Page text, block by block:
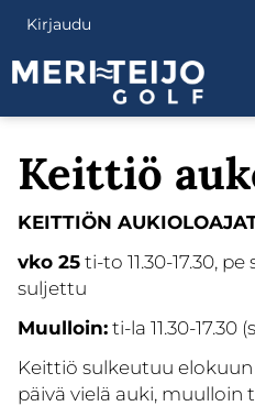
Kirjaudu
Keittiö
KEITTIÖN
vko 25 ti-to 11.30-17.30, pe
suljettu
Muulloin: ti-la 11.30-17.30
Keittiö sulkeutuu elokuun
päivä vielä auki,